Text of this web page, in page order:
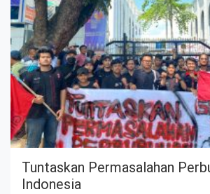
Tuntaskan Permasalahan
Indonesia